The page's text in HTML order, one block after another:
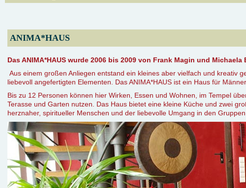
ANIMA*HAUS
Das ANIMA*HAUS wurde 2006 bis 2009 von Frank Magin und
Aus einem großen Anliegen entstand ein kleines aber vielfach und kreativ
liebevoll angefertigten Elementen. Das ANIMA*HAUS ist ein Haus für
Bis zu 12 Personen können hier Wirken, Essen und Wohnen, im Tempel
Terasse und Garten nutzen. Das Haus bietet eine kleine Küche und zwei
herznaher, spiritueller Menschen und der liebevolle Umgang in den